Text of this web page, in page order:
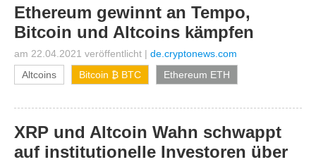
Ethereum gewinnt an Tempo,
Bitcoin und Altcoins kämpfen
am 22.04.2021 veröffentlicht | de.cryptonews.com
Altcoins
Bitcoin ₿ BTC Ethereum ETH
XRP und Altcoin Wahn schwappt
auf institutionelle Investoren über